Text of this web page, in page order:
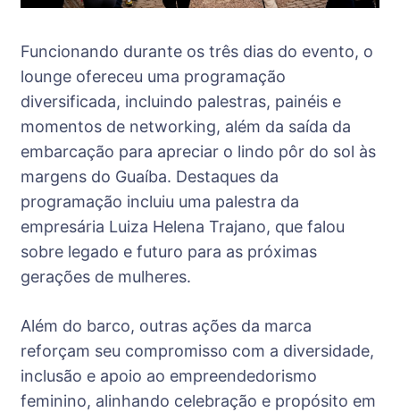
Funcionando durante os três dias do evento, o
lounge ofereceu uma programação
diversificada, incluindo palestras, painéis e
momentos de networking, além da saída da
embarcação para apreciar o lindo pôr do sol às
margens do Guaíba. Destaques da
programação incluiu uma palestra da
empresária Luiza Helena Trajano, que falou
sobre legado e futuro para as próximas
gerações de mulheres. ​
Além do barco, outras ações da marca
reforçam seu compromisso com a diversidade,
inclusão e apoio ao empreendedorismo
feminino, alinhando celebração e propósito em